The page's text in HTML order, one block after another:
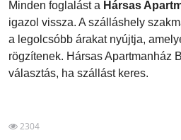
Szállások a Balatonon
Szállások Hajdúszoboszlón
Blog
Minden foglalást a Hársas
igazol vissza. A szálláshely
a legolcsóbb árakat nyújtja,
rögzítenek. Hársas Apartmanház
választás, ha szállást keres.
2304